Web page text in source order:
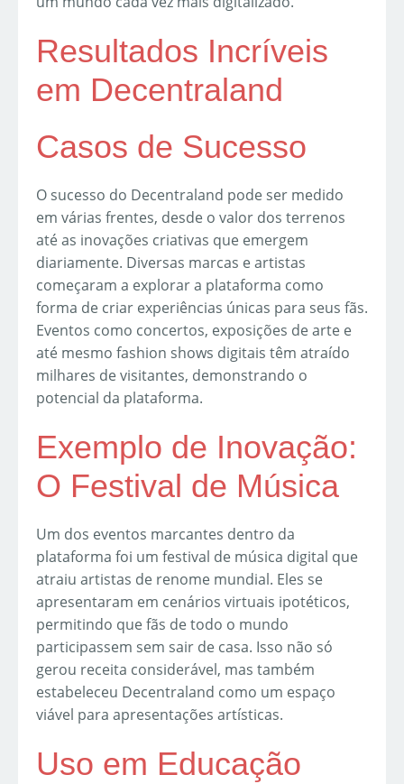
Resultados Incríveis
em Decentraland
Casos de Sucesso
O sucesso do Decentraland pode ser medido
em várias frentes, desde o valor dos terrenos
até as inovações criativas que emergem
diariamente. Diversas marcas e artistas
começaram a explorar a plataforma como
forma de criar experiências únicas para seus fãs.
Eventos como concertos, exposições de arte e
até mesmo fashion shows digitais têm atraído
milhares de visitantes, demonstrando o
potencial da plataforma.
Exemplo de Inovação:
O Festival de Música
Um dos eventos marcantes dentro da
plataforma foi um festival de música digital que
atraiu artistas de renome mundial. Eles se
apresentaram em cenários virtuais ipotéticos,
permitindo que fãs de todo o mundo
participassem sem sair de casa. Isso não só
gerou receita considerável, mas também
estabeleceu Decentraland como um espaço
viável para apresentações artísticas.
Uso em Educação